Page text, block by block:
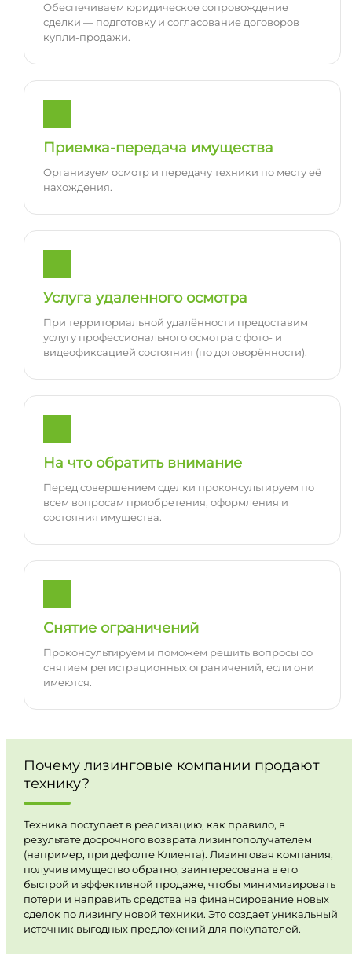
Обеспечиваем юридическое сопровождение
сделки — подготовку и согласование договоров
купли-продажи.
Приемка-передача имущества
Организуем осмотр и передачу техники по месту её
нахождения.
Услуга удаленного осмотра
При территориальной удалённости предоставим
услугу профессионального осмотра с фото- и
видеофиксацией состояния (по договорённости).
На что обратить внимание
Перед совершением сделки проконсультируем по
всем вопросам приобретения, оформления и
состояния имущества.
Снятие ограничений
Проконсультируем и поможем решить вопросы со
снятием регистрационных ограничений, если они
имеются.
Почему лизинговые компании продают
технику?
Техника поступает в реализацию, как правило, в
результате досрочного возврата лизингополучателем
(например, при дефолте Клиента). Лизинговая компания,
получив имущество обратно, заинтересована в его
быстрой и эффективной продаже, чтобы минимизировать
потери и направить средства на финансирование новых
сделок по лизингу новой техники. Это создает уникальный
источник выгодных предложений для покупателей.